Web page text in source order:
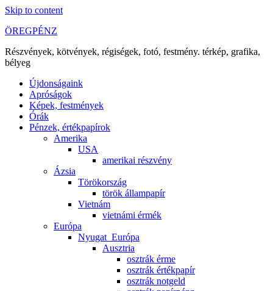
Skip to content
ÖREGPÉNZ
Részvények, kötvények, régiségek, fotó, festmény. térkép, grafika,
bélyeg
Újdonságaink
Apróságok
Képek, festmények
Órák
Pénzek, értékpapírok
Amerika
USA
amerikai részvény
Ázsia
Törökország
török állampapír
Vietnám
vietnámi érmék
Európa
Nyugat_Európa
Ausztria
osztrák érme
osztrák értékpapír
osztrák notgeld